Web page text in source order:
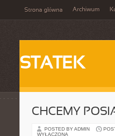
Strona główna Archiwum
STATEK
CHCEMY
POSTED BY ADMIN
WYŁĄCZONA